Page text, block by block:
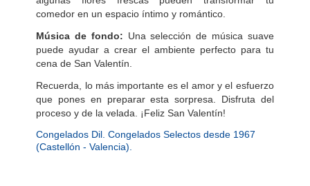
comedor en un espacio íntimo y romántico.
Música de fondo: Una selección de música suave
puede ayudar a crear el ambiente perfecto para tu
cena de San Valentín.
Recuerda, lo más importante es el amor y el esfuerzo
que pones en preparar esta sorpresa. Disfruta del
proceso y de la velada. ¡Feliz San Valentín!
Congelados Dil. Congelados Selectos desde 1967
(Castellón - Valencia).